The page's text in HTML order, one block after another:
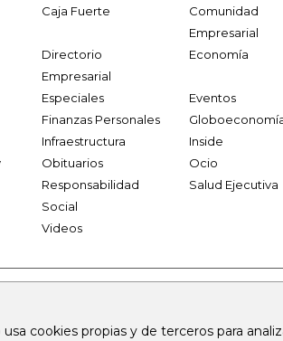
cookies propias y de terceros para
Caja Fuerte
Comunidad
Empresarial
Directorio
Empresarial
Economía
Especiales
Eventos
Finanzas Personales
Infraestructura
Inside
Obituarios
Ocio
Responsabilidad
Social
Salud Ejecutiva
Videos
firmasdeabogados.com